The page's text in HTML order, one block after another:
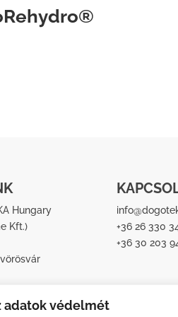
adatok védelmét
Hungary
Kft.)
+36 26 330
+36 30 203